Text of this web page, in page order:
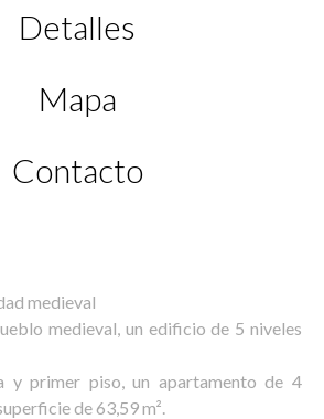
Detalles
Mapa
Contacto
medieval
medieval, un edificio de 5 niveles
y primer piso, un apartamento de 4
de 63,59 m².